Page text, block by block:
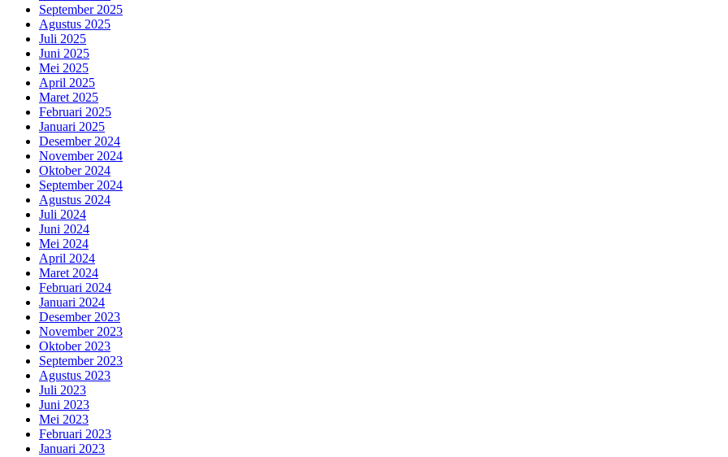
September 2025
Agustus 2025
Juli 2025
Juni 2025
Mei 2025
April 2025
Maret 2025
Februari 2025
Januari 2025
Desember 2024
November 2024
Oktober 2024
September 2024
Agustus 2024
Juli 2024
Juni 2024
Mei 2024
April 2024
Maret 2024
Februari 2024
Januari 2024
Desember 2023
November 2023
Oktober 2023
September 2023
Agustus 2023
Juli 2023
Juni 2023
Mei 2023
Februari 2023
Januari 2023